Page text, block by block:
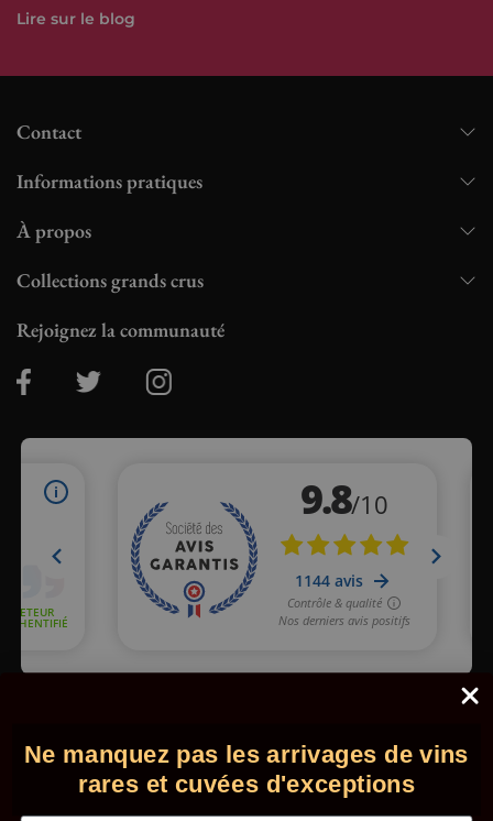
Lire sur le blog
Contact
Informations pratiques
À propos
Collections grands crus
Rejoignez la communauté
© 2026 - Comptoir des Millésimes. Tous droits réservés.•
Mentions légales
CGV
Ne manquez pas les arrivages de vins
rares et cuvées d'exceptions